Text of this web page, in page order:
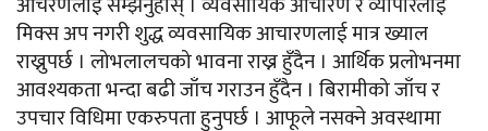
मिक्स अप नगरी शुद्ध व्यवसायिक आचारणलाई मात्र ख्याल
राख्नुपर्छ । लोभलालचको भावना राख्न हुँदैन । आर्थिक प्रलोभनमा
आवश्यकता भन्दा बढी जाँच गराउन हुँदैन । बिरामीको जाँच र
उपचार विधिमा एकरुपता हुनुपर्छ । आफूले नसक्ने अवस्थामा